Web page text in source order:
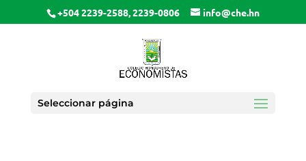
+504 2239-2588, 2239-0806 info@che.hn
Seleccionar página